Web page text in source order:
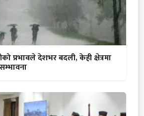
प्रभावले देशभर बदली, केही क्षेत्रमा